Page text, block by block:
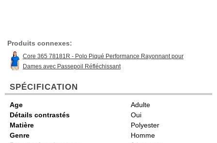
Produits connexes:
Core 365 78181R - Polo Piqué Performance Rayonnant pour
Dames avec Passepoil Réfléchissant
SPÉCIFICATION
Age
Adulte
Détails contrastés
Oui
Matière
Polyester
Genre
Homme